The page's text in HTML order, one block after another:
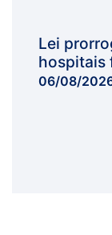
Lei
hospitais
06/08/